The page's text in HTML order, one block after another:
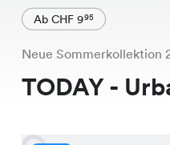
Ab CHF 995
Neue Sommerkollektion
TODAY -